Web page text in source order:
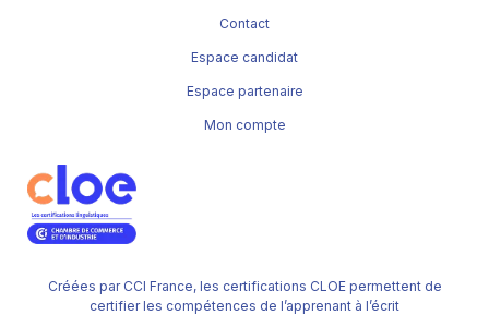
Créées par CCI France, les certifications CLOE permettent de
certifier les compétences de l’apprenant à l’écrit
Contact
Espace candidat
Espace partenaire
Mon compte